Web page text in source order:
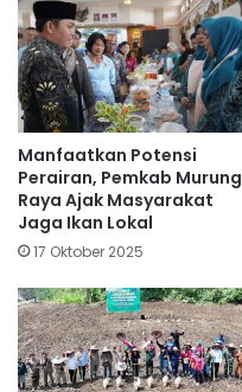
Manfaatkan Potensi
Perairan, Pemkab Murung
Raya Ajak Masyarakat
Jaga Ikan Lokal
17 Oktober 2025